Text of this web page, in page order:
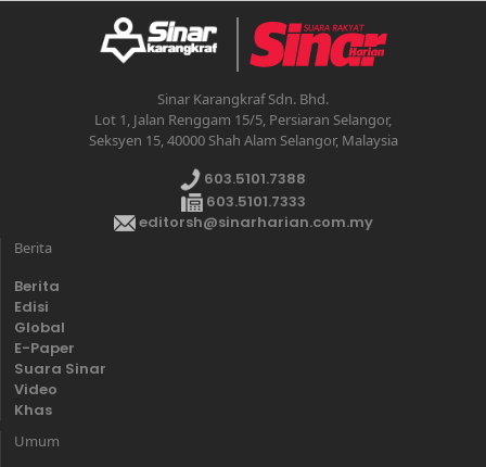
Sinar Karangkraf Sdn. Bhd.
Lot 1, Jalan Renggam 15/5, Persiaran Selangor,
Seksyen 15, 40000 Shah Alam Selangor, Malaysia
603.5101.7388
603.5101.7333
editorsh@sinarharian.com.my
Berita
Berita
Edisi
Global
E-Paper
Suara Sinar
Video
Khas
Umum